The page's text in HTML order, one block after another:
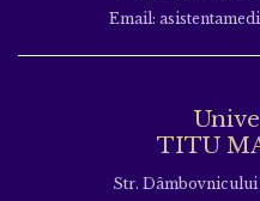
Email:
TITU
Str. Dâmbovnicului